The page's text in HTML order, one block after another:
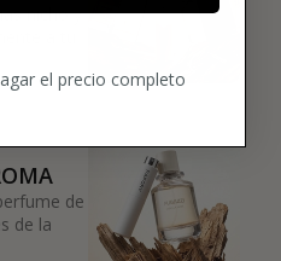
nicho y
de
de la
el precio completo